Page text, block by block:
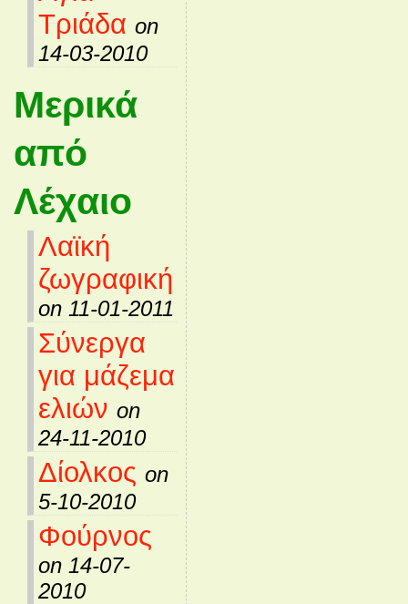
Τριάδα on
14-03-2010
Μερικά
από
Λέχαιο
Λαϊκή
ζωγραφική
on 11-01-2011
Σύνεργα
για μάζεμα
ελιών on
24-11-2010
Δίολκος on
5-10-2010
Φούρνος
on 14-07-
2010